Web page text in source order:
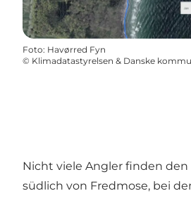
Foto: Havørred Fyn
© Klimadatastyrelsen & Danske
Nicht viele Angler finden den
südlich von Fredmose, bei